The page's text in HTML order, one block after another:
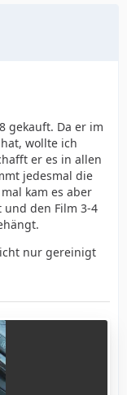
gekauft. Da er im
wollte ich
er es in allen
jedesmal die
mal kam es aber
und den Film 3-4
nur gereinigt